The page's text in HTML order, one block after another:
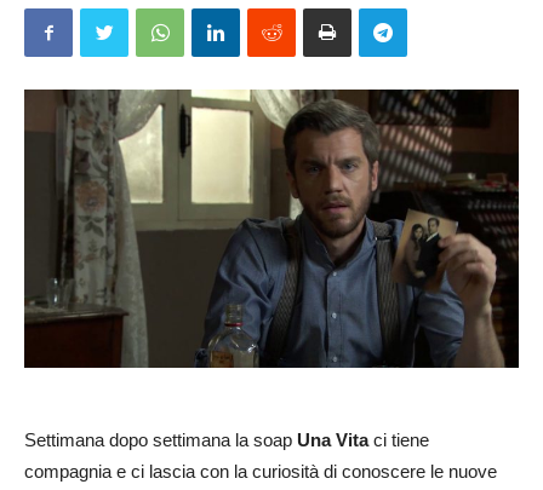
Settimana dopo settimana la soap Una Vitaci tiene
compagnia e ci lascia con la curiosità di conoscere le nuove